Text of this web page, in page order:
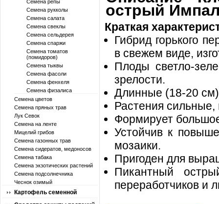
Семена репы
Семена рукколы
Семена салата
Семена свеклы
Семена сельдерея
Семена спаржи
Семена томатов
(помидоров)
Семена тыквы
Семена фасоли
Семена фенхеля
Семена физалиса
Семена цветов
Семена пряных трав
Лук Севок
Семена на ленте
Мицелий грибов
Семена газонных трав
Семена сидератов, медоносов
Семена табака
Семена экзотических растений
Семена подсолнечника
Чеснок озимый
Картофель семенной
острый
Краткая
Гибрид горького
в свежем виде,
Плоды светло-
зрелости.
Длинные (18-20
Растения
Формирует
Устойчив к
мозаики.
Пригоден для
Пикантный
переработчиков и